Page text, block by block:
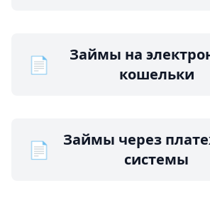
📄
Займы на
кошельки
📄
Займы через
системы